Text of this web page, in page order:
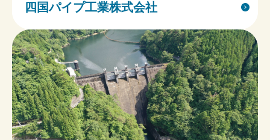
四国パイプ工業株式会社